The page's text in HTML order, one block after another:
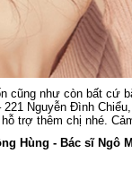
cũng như còn bất cứ
Nguyễn Đình
trợ thêm chị nhé.
Hùng - Bác sĩ Ngô